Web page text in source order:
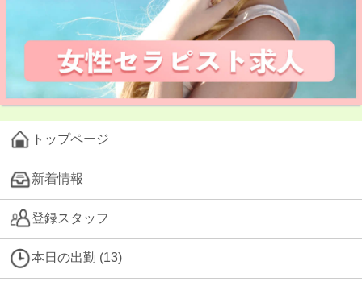
トップページ
新着情報
登録スタッフ
本日の出勤 (13)